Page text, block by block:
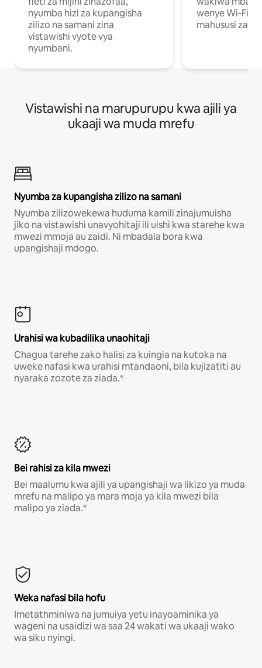
nyumba hizi za kupangisha
zilizo na samani zina
vistawishi vyote vya
nyumbani.
wenye Wi-Fi
mahususi za
Vistawishi na marupurupu kwa ajili ya
ukaaji wa muda mrefu
Nyumba za kupangisha zilizo na samani
Nyumba zilizowekewa huduma kamili zinajumuisha
jiko na vistawishi unavyohitaji ili uishi kwa starehe kwa
mwezi mmoja au zaidi. Ni mbadala bora kwa
upangishaji mdogo.
Urahisi wa kubadilika unaohitaji
Chagua tarehe zako halisi za kuingia na kutoka na
uweke nafasi kwa urahisi mtandaoni, bila kujizatiti au
nyaraka zozote za ziada.*
Bei rahisi za kila mwezi
Bei maalumu kwa ajili ya upangishaji wa likizo ya muda
mrefu na malipo ya mara moja ya kila mwezi bila
malipo ya ziada.*
Weka nafasi bila hofu
Imetathminiwa na jumuiya yetu inayoaminika ya
wageni na usaidizi wa saa 24 wakati wa ukaaji wako
wa siku nyingi.